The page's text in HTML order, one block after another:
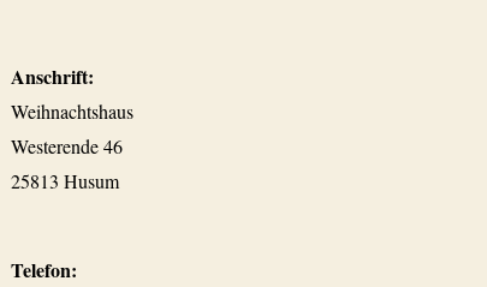
Anschrift:
Weihnachtshaus
Westerende 46
25813 Husum
Telefon: